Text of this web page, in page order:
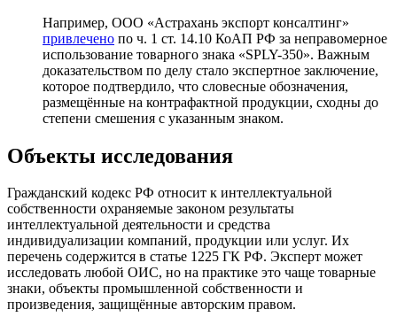
Например, ООО «Астрахань экспорт консалтинг»
привлечено по ч. 1 ст. 14.10 КоАП РФ за неправомерное
использование товарного знака «SPLY-350». Важным
доказательством по делу стало экспертное заключение,
которое подтвердило, что словесные обозначения,
размещённые на контрафактной продукции, сходны до
степени смешения с указанным знаком.
Объекты исследования
Гражданский кодекс РФ относит к интеллектуальной
собственности охраняемые законом результаты
интеллектуальной деятельности и средства
индивидуализации компаний, продукции или услуг. Их
перечень содержится в статье 1225 ГК РФ. Эксперт может
исследовать любой ОИС, но на практике это чаще товарные
знаки, объекты промышленной собственности и
произведения, защищённые авторским правом.